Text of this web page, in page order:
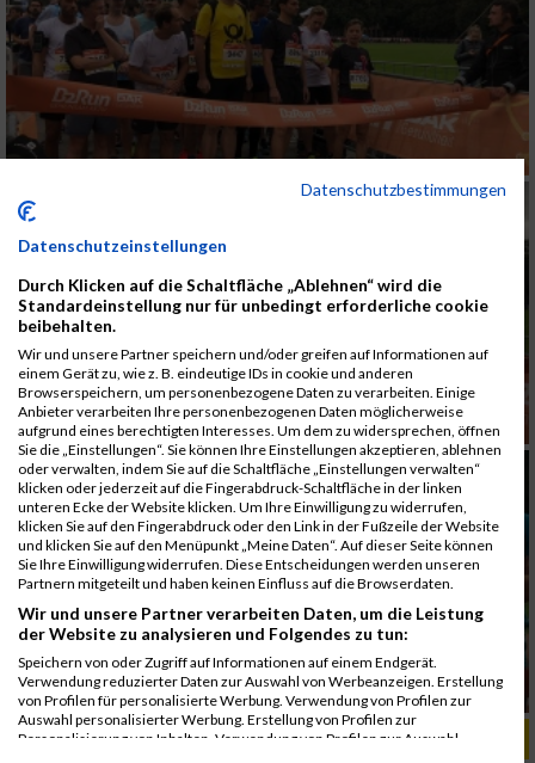
ALBUM B2RUN MÜNCHEN, B2RUN / 16.07.2019
Datenschutzbestimmungen
Datenschutzeinstellungen
Durch Klicken auf die Schaltfläche „Ablehnen“ wird die
Standardeinstellung nur für unbedingt erforderliche cookie
beibehalten.
Wir und unsere Partner speichern und/oder greifen auf Informationen auf
einem Gerät zu, wie z. B. eindeutige IDs in cookie und anderen
Browserspeichern, um personenbezogene Daten zu verarbeiten. Einige
Anbieter verarbeiten Ihre personenbezogenen Daten möglicherweise
aufgrund eines berechtigten Interesses. Um dem zu widersprechen, öffnen
Sie die „Einstellungen“. Sie können Ihre Einstellungen akzeptieren, ablehnen
oder verwalten, indem Sie auf die Schaltfläche „Einstellungen verwalten“
klicken oder jederzeit auf die Fingerabdruck-Schaltfläche in der linken
unteren Ecke der Website klicken. Um Ihre Einwilligung zu widerrufen,
klicken Sie auf den Fingerabdruck oder den Link in der Fußzeile der Website
und klicken Sie auf den Menüpunkt „Meine Daten“. Auf dieser Seite können
Sie Ihre Einwilligung widerrufen. Diese Entscheidungen werden unseren
Partnern mitgeteilt und haben keinen Einfluss auf die Browserdaten.
Wir und unsere Partner verarbeiten Daten, um die Leistung
der Website zu analysieren und Folgendes zu tun:
Speichern von oder Zugriff auf Informationen auf einem Endgerät.
Verwendung reduzierter Daten zur Auswahl von Werbeanzeigen. Erstellung
von Profilen für personalisierte Werbung. Verwendung von Profilen zur
Auswahl personalisierter Werbung. Erstellung von Profilen zur
Personalisierung von Inhalten. Verwendung von Profilen zur Auswahl